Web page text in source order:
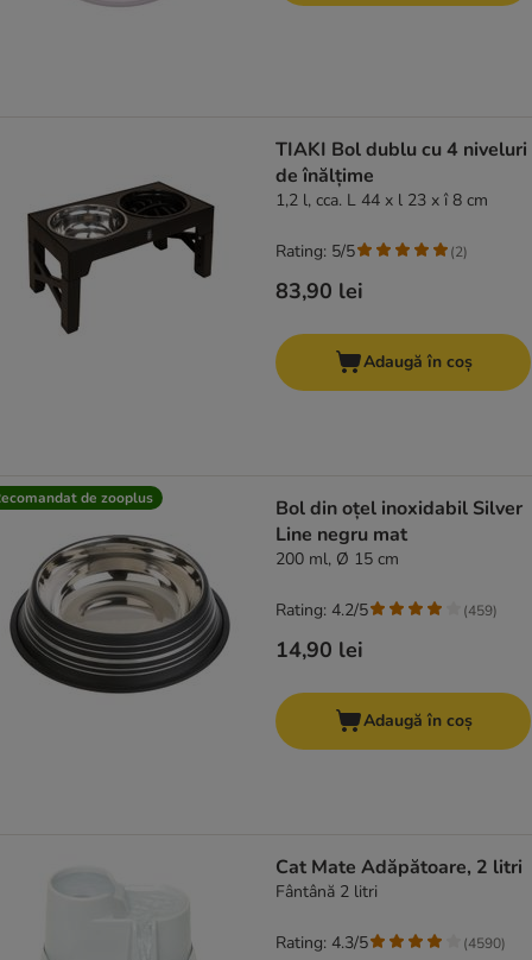
TIAKI Bol dublu cu 4 niveluri
de înălțime
1,2 l, cca. L 44 x l 23 x î 8 cm
83,90 lei
Rating: 5/5 (2)
Adaugă în coș
de zooplus
Bol din oțel inoxidabil Silver
Line negru mat
200 ml, Ø 15 cm
14,90 lei
Rating: 4.2/5 (459)
Adaugă în coș
Cat Mate Adăpătoare, 2 litri
Fântână 2 litri
Rating: 4.3/5 (4590)